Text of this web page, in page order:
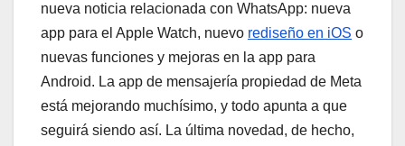
nueva noticia relacionada con WhatsApp: nueva
app para el Apple Watch, nuevo rediseño en iOS o
nuevas funciones y mejoras en la app para
Android. La app de mensajería propiedad de Meta
está mejorando muchísimo, y todo apunta a que
seguirá siendo así. La última novedad, de hecho,